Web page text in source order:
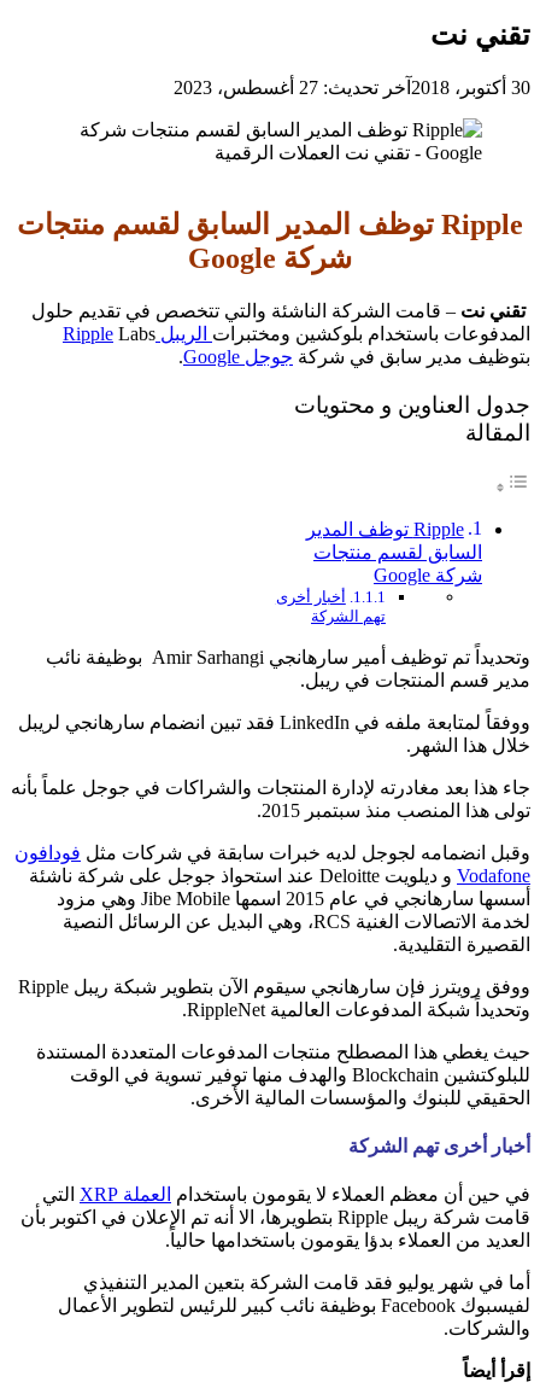
تقني نت
30 أكتوبر، 2018 آخر تحديث: 27 أغسطس، 2023
Ripple توظف المدير السابق لقسم منتجات
شركة Google
تقني نت – قامت الشركة الناشئة والتي تتخصص في تقديم حلول
المدفوعات باستخدام بلوكشين ومختبرات الريبل Ripple Labs
بتوظيف مدير سابق في شركة جوجل Google .
جدول العناوين و محتويات
المقالة
Ripple توظف المدير
السابق لقسم منتجات
شركة Google
أخبار أخرى
تهم الشركة
وتحديداً تم توظيف أمير سارهانجي Amir Sarhangi بوظيفة نائب
مدير قسم المنتجات في ريبل.
ووفقاً لمتابعة ملفه في LinkedIn فقد تبين انضمام سارهانجي لريبل
خلال هذا الشهر.
جاء هذا بعد مغادرته لإدارة المنتجات والشراكات في جوجل علماً بأنه
تولى هذا المنصب منذ سبتمبر 2015.
وقبل انضمامه لجوجل لديه خبرات سابقة في شركات مثل فودافون
Vodafone
و ديلويت Deloitte عند استحواذ جوجل على شركة ناشئة
أسسها سارهانجي في عام 2015 اسمها Jibe Mobile وهي مزود
لخدمة الاتصالات الغنية RCS، وهي البديل عن الرسائل النصية
القصيرة التقليدية.
ووفق رويترز فإن سارهانجي سيقوم الآن بتطوير شبكة ريبل Ripple
وتحديداً شبكة المدفوعات العالمية RippleNet.
حيث يغطي هذا المصطلح منتجات المدفوعات المتعددة المستندة
للبلوكتشين Blockchain والهدف منها توفير تسوية في الوقت
الحقيقي للبنوك والمؤسسات المالية الأخرى.
أخبار أخرى تهم الشركة
في حين أن معظم العملاء لا يقومون باستخدام العملة XRP
التي
قامت شركة ريبل Ripple بتطويرها، الا أنه تم الإعلان في اكتوبر بأن
العديد من العملاء بدؤا يقومون باستخدامها حالياً.
أما في شهر يوليو فقد قامت الشركة بتعين المدير التنفيذي
لفيسبوك Facebook بوظيفة نائب كبير للرئيس لتطوير الأعمال
والشركات.
إقرأ أيضاً